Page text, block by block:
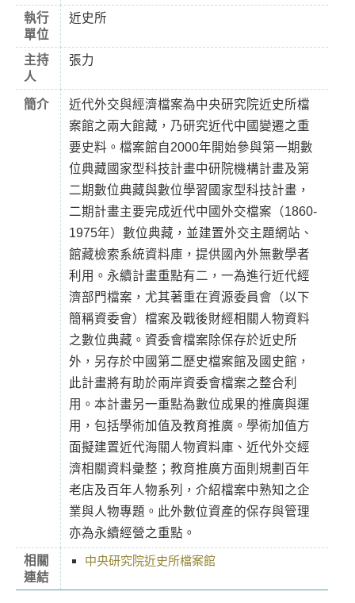
執行
單位
近史所
主持
人
張力
簡介
近代外交與經濟檔案為中央研究院近史所檔
案館之兩大館藏，乃研究近代中國變遷之重
要史料。檔案館自2000年開始參與第一期數
位典藏國家型科技計畫中研院機構計畫及第
二期數位典藏與數位學習國家型科技計畫，
二期計畫主要完成近代中國外交檔案（1860-
1975年）數位典藏，並建置外交主題網站、
館藏檢索系統資料庫，提供國內外無數學者
利用。永續計畫重點有二，一為進行近代經
濟部門檔案，尤其著重在資源委員會（以下
簡稱資委會）檔案及戰後財經相關人物資料
之數位典藏。資委會檔案除保存於近史所
外，另存於中國第二歷史檔案館及國史館，
此計畫將有助於兩岸資委會檔案之整合利
用。本計畫另一重點為數位成果的推廣與運
用，包括學術加值及教育推廣。學術加值方
面擬建置近代海關人物資料庫、近代外交經
濟相關資料彙整；教育推廣方面則規劃百年
老店及百年人物系列，介紹檔案中熟知之企
業與人物專題。此外數位資產的保存與管理
亦為永續經營之重點。
相關
連結
中央研究院近史所檔案館